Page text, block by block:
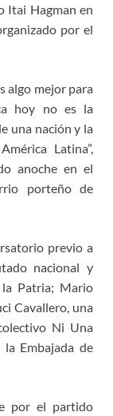
Itai Hagman en
por el
algo mejor para
hoy no es la
una nación y la
Latina”,
anoche en el
porteño de
previo a
nacional y
la Patria; Mario
Cavallero, una
Ni Una
Embajada de
por el partido